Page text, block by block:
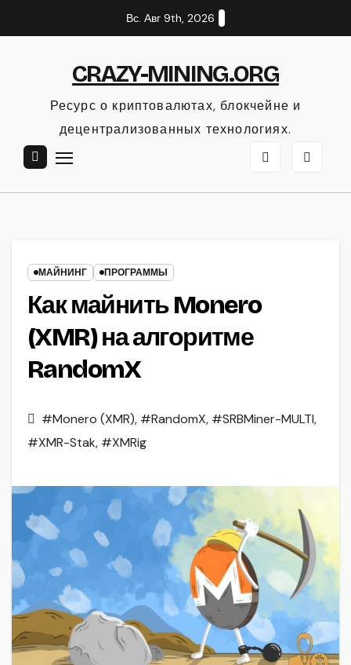
к
Вс. Авг 9th, 2026
CRAZY-MINING.ORG
Ресурс о криптовалютах, блокчейне и
децентрализованных технологиях.
МАЙНИНГ ПРОГРАММЫ
Как майнить Monero
(XMR) на алгоритме
RandomX
#Monero (XMR), #RandomX, #SRBMiner-MULTI,
#XMR-Stak, #XMRig